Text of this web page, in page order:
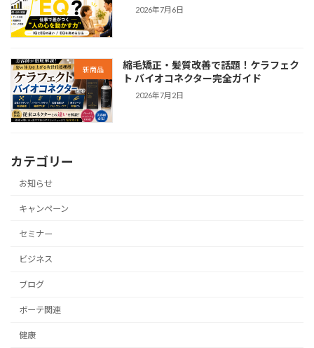
2026年7月6日
新商品
縮毛矯正・髪質改善で話題！ケラフェク
ト バイオコネクター完全ガイド
2026年7月2日
カテゴリー
お知らせ
キャンペーン
セミナー
ビジネス
ブログ
ボーテ関連
健康